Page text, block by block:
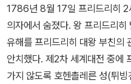
동안 열린다. 바이에른의 자랑인
있는 맥주 축제다. 독일에는
있다. 독일인들이 즐겨 마시는
다. 쾰쉬비어(쾰른), 알트비어(
흐비어(밤베르크 Bamberg) 등
1786년 8월 17일 프리드리히 2
의자에서 숨졌다. 왕 프리드리
유해를 프리드리히 대왕 부친의
안치했다. 제2차 세계대전 중에
가지 않도록 호헨촐레른 성(튀